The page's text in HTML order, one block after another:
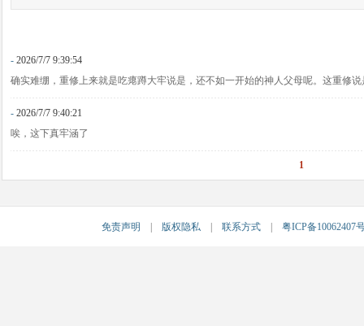
- 2026/7/7 9:39:54
确实难绷，重修上来就是吃瘪蹲大牢说是，还不如一开始的神人父母呢。这重修
- 2026/7/7 9:40:21
唉，这下真牢涵了
1
免责声明 版权隐私 联系方式 粤ICP备10062407